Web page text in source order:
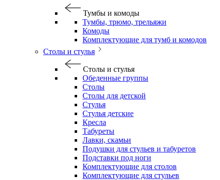
Тумбы и комоды
Тумбы, трюмо, трельяжи
Комоды
Комплектующие для тумб и комодов
Столы и стулья
Столы и стулья
Обеденные группы
Столы
Столы для детской
Стулья
Стулья детские
Кресла
Табуреты
Лавки, скамьи
Подушки для стульев и табуретов
Подставки под ноги
Комплектующие для столов
Комплектующие для стульев